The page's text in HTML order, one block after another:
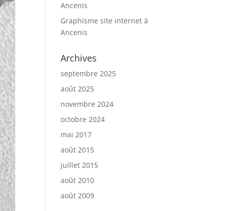
Ancenis
Graphisme site internet à
Ancenis
Archives
septembre 2025
août 2025
novembre 2024
octobre 2024
mai 2017
août 2015
juillet 2015
août 2010
août 2009